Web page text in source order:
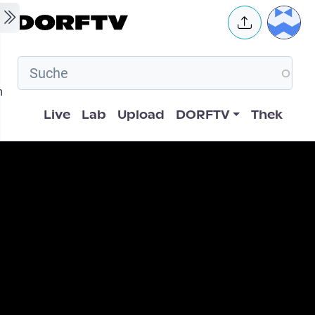
Skip to main content User
Hauptnavigation
Live Lab Upload DORFTV Thek